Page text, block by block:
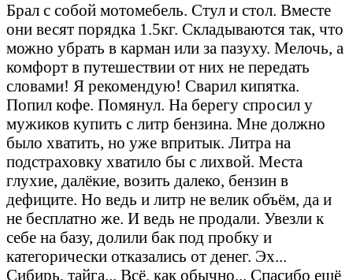
Брал с собой мотомебель. Стул и стол. Вместе
они весят порядка 1.5кг. Складываются так, что
можно убрать в карман или за пазуху. Мелочь, а
комфорт в путешествии от них не передать
словами! Я рекомендую! Сварил кипятка.
Попил кофе. Помянул. На берегу спросил у
мужиков купить с литр бензина. Мне должно
было хватить, но уже впритык. Литра на
подстраховку хватило бы с лихвой. Места
глухие, далёкие, возить далеко, бензин в
дефиците. Но ведь и литр не велик объём, да и
не бесплатно же. И ведь не продали. Увезли к
себе на базу, долили бак под пробку и
категорически отказались от денег. Эх...
Сибирь, тайга... Всё, как обычно... Спасибо ещё